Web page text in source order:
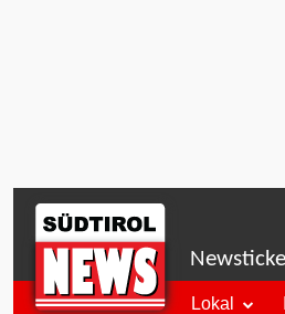
Lokal